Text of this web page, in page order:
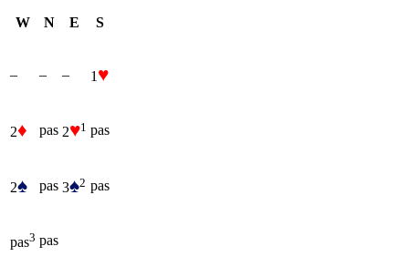
W N E S
– – – 1 ♥
2♦ pas 2♥1 pas
2♠ pas 3♠2 pas
pas3 pas